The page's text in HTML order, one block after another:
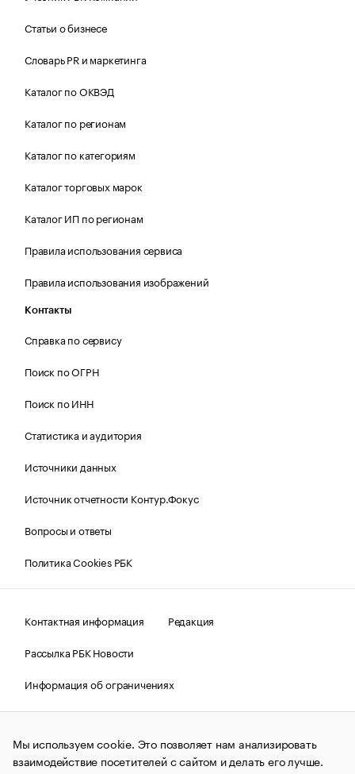
Статьи о бизнесе
Словарь PR и маркетинга
Каталог по ОКВЭД
Каталог по регионам
Каталог по категориям
Каталог торговых марок
Каталог ИП по регионам
Правила использования сервиса
Правила использования изображений
Контакты
Справка по сервису
Поиск по ОГРН
Поиск по ИНН
Статистика и аудитория
Источники данных
Источник отчетности Контур.Фокус
Вопросы и ответы
Политика Cookies РБК
Контактная информация
Редакция
Рассылка РБК Новости
Информация об ограничениях
Правовая информация
О соблюдении авторских прав
© АО «РОСБИЗНЕСКОНСАЛТИНГ»,1995–2026.Сообщения
и материалы информационного агентства «РБК»
(зарегистрировано Федеральной службой по надзору в сфере
Мы используем cookie. Это позволяет нам анализировать
взаимодействие посетителей с сайтом и делать его лучше.